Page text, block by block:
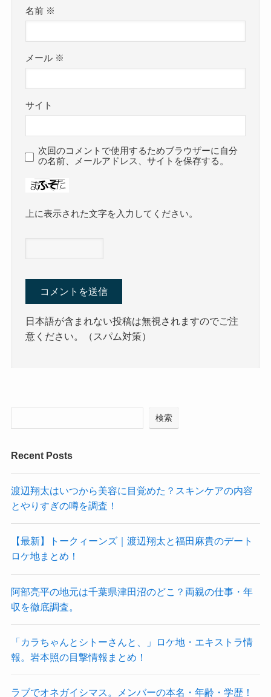
名前 ※
メール ※
サイト
次回のコメントで使用するためブラウザーに自分
の名前、メールアドレス、サイトを保存する。
上に表示された文字を入力してください。
日本語が含まれない投稿は無視されますのでご注
意ください。（スパム対策）
検索
Recent Posts
渡辺翔太はいつから美容に目覚めた？スキンケアの内容
とやりすぎの噂を調査！
【最新】トークィーンズ｜渡辺翔太と福田麻貴のデート
ロケ地まとめ！
阿部亮平の地元は千葉県津田沼のどこ？両親の仕事・年
収を徹底調査。
「カラちゃんとシトーさんと、」ロケ地・エキストラ情
報。岩本照の目撃情報まとめ！
ラブでオネガイシマス。メンバーの本名・年齢・学歴！